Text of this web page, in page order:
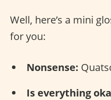
Well, here’s a mini
for you:
Nonsense:
Is everything